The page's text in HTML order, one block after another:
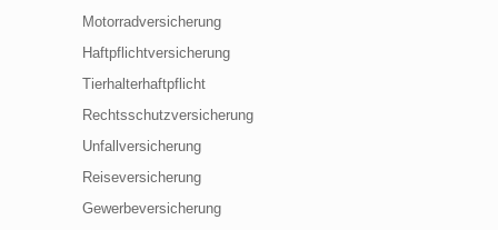
Motorradversicherung
Haftpflichtversicherung
Tierhalterhaftpflicht
Rechtsschutzversicherung
Unfallversicherung
Reiseversicherung
Gewerbeversicherung